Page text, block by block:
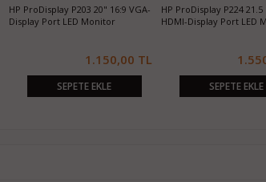
HP ProDisplay P203 20" 16:9 VGA-
Display Port LED Monitor
1.150,00 TL
SEPETE EKLE
HP ProDisplay P224 21.5
HDMI-Display Port LED
SEPETE EKLE